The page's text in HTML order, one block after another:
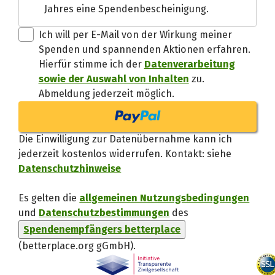
Jahres eine Spendenbescheinigung.
Ich will per E-Mail von der Wirkung meiner
Spenden und spannenden Aktionen erfahren.
Hierfür stimme ich der Datenverarbeitung
sowie der Auswahl von Inhalten zu.
Abmeldung jederzeit möglich.
Die Einwilligung zur Datenübernahme kann ich
jederzeit kostenlos widerrufen. Kontakt: siehe
Datenschutzhinweise
Es gelten die allgemeinen Nutzungsbedingungen
und Datenschutzbestimmungen des
Spendenempfängers betterplace
(betterplace.org gGmbH).